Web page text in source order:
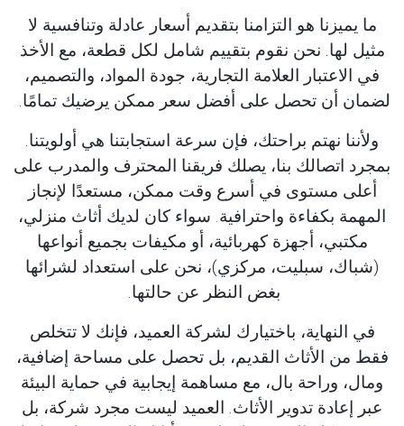
ما يميزنا هو التزامنا بتقديم أسعار عادلة وتنافسية لا
مثيل لها. نحن نقوم بتقييم شامل لكل قطعة، مع الأخذ
في الاعتبار العلامة التجارية، جودة المواد، والتصميم،
لضمان أن تحصل على أفضل سعر ممكن يرضيك تمامًا.
ولأننا نهتم براحتك، فإن سرعة استجابتنا هي أولويتنا.
بمجرد اتصالك بنا، يصلك فريقنا المحترف والمدرب على
أعلى مستوى في أسرع وقت ممكن، مستعدًا لإنجاز
المهمة بكفاءة واحترافية. سواء كان لديك أثاث منزلي،
مكتبي، أجهزة كهربائية، أو مكيفات بجميع أنواعها
(شباك، سبليت، مركزي)، نحن على استعداد لشرائها
بغض النظر عن حالتها.
في النهاية، باختيارك لشركة العميد، فإنك لا تتخلص
فقط من الأثاث القديم، بل تحصل على مساحة إضافية،
ومال، وراحة بال، مع مساهمة إيجابية في حماية البيئة
عبر إعادة تدوير الأثاث. العميد ليست مجرد شركة، بل